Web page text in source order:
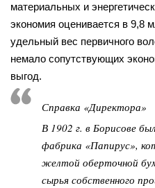
материальных и
экономия оценивается в 9,8
удельный вес первичного
немало сопутствующих
выгод.
Справка «Директора»
В 1902 г. в Борисове
фабрика «Папирус»,
желтой оберточной
сырья собственного